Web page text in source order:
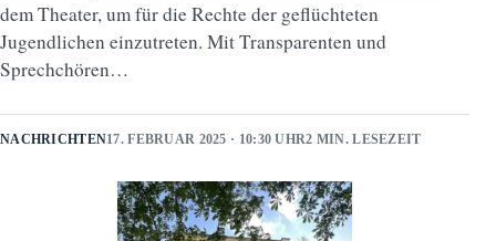
dem Theater, um für die Rechte der geflüchteten
Jugendlichen einzutreten. Mit Transparenten und
Sprechchören…
NACHRICHTEN17. FEBRUAR 2025 · 10:30 UHR2 MIN. LESEZEIT